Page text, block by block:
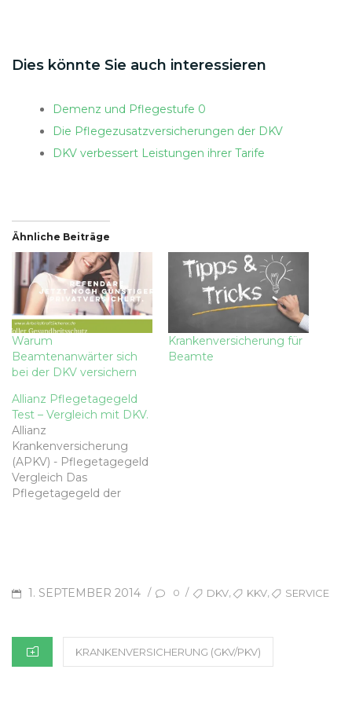
Dies könnte Sie auch interessieren
Demenz und Pflegestufe 0
Die Pflegezusatzversicherungen der DKV
DKV verbessert Leistungen ihrer Tarife
Ähnliche Beiträge
Warum
Beamtenanwärter sich
bei der DKV versichern
Krankenversicherung für
Beamte
Allianz Pflegetagegeld
Test – Vergleich mit DKV.
Allianz
Krankenversicherung
(APKV) - Pflegetagegeld
Vergleich Das
Pflegetagegeld der
Wechsel in eine neue
Pflegezusatzversicherun
Pflegereform in Folge
dessen die Allianz einen
neuen Tarif einführt. Hier
POSTED
1. SEPTEMBER 2014 / 0 / TAGS
DKV KKV SERVICE
CATEGORIES
KRANKENVERSICHERUNG (GKV/PKV)